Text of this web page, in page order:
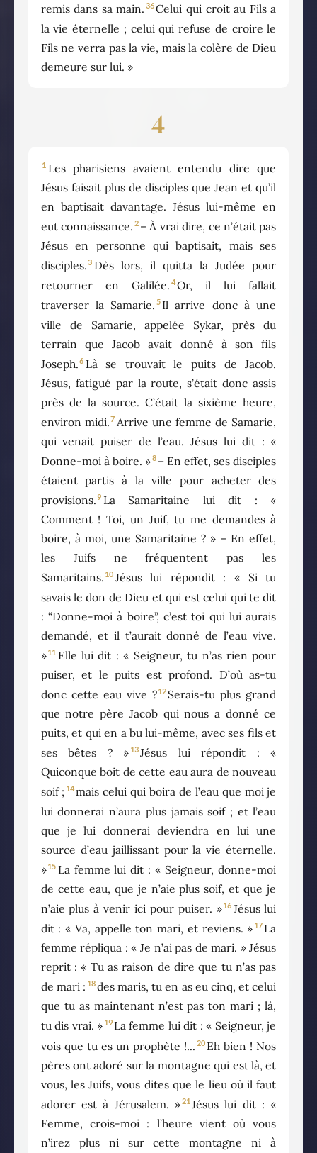
remis dans sa main. 36Celui qui croit au Fils a
la vie éternelle ; celui qui refuse de croire le
Fils ne verra pas la vie, mais la colère de Dieu
demeure sur lui. »
4
1 Les pharisiens avaient entendu dire que
Jésus faisait plus de disciples que Jean et qu’il
en baptisait davantage. Jésus lui-même en
eut connaissance. 2 – À vrai dire, ce n’était pas
Jésus en personne qui baptisait, mais ses
disciples.3 Dès lors, il quitta la Judée pour
retourner en Galilée. 4Or, il lui fallait
traverser la Samarie. 5 Il arrive donc à une
ville de Samarie, appelée Sykar, près du
terrain que Jacob avait donné à son fils
Joseph.6 Là se trouvait le puits de Jacob.
Jésus, fatigué par la route, s’était donc assis
près de la source. C’était la sixième heure,
environ midi.7 Arrive une femme de Samarie,
qui venait puiser de l’eau. Jésus lui dit : «
Donne-moi à boire. »8 – En effet, ses disciples
étaient partis à la ville pour acheter des
provisions.9 La Samaritaine lui dit : «
Comment ! Toi, un Juif, tu me demandes à
boire, à moi, une Samaritaine ? » – En effet,
les Juifs ne fréquentent pas les
Samaritains. 10 Jésus lui répondit : « Si tu
savais le don de Dieu et qui est celui qui te dit
: “Donne-moi à boire”, c’est toi qui lui aurais
demandé, et il t’aurait donné de l’eau vive.
»11 Elle lui dit : « Seigneur, tu n’as rien pour
puiser, et le puits est profond. D’où as-tu
donc cette eau vive ?12 Serais-tu plus grand
que notre père Jacob qui nous a donné ce
puits, et qui en a bu lui-même, avec ses fils et
ses bêtes ? » 13Jésus lui répondit : «
Quiconque boit de cette eau aura de nouveau
soif ; 14mais celui qui boira de l’eau que moi je
lui donnerai n’aura plus jamais soif ; et l’eau
que je lui donnerai deviendra en lui une
source d’eau jaillissant pour la vie éternelle.
»15 La femme lui dit : « Seigneur, donne-moi
de cette eau, que je n’aie plus soif, et que je
n’aie plus à venir ici pour puiser. »16 Jésus lui
dit : « Va, appelle ton mari, et reviens. » 17 La
femme répliqua : « Je n’ai pas de mari. » Jésus
reprit : « Tu as raison de dire que tu n’as pas
de mari : 18des maris, tu en as eu cinq, et celui
que tu as maintenant n’est pas ton mari ; là,
tu dis vrai. » 19 La femme lui dit : « Seigneur, je
vois que tu es un prophète !... 20 Eh bien ! Nos
pères ont adoré sur la montagne qui est là, et
vous, les Juifs, vous dites que le lieu où il faut
adorer est à Jérusalem. »21 Jésus lui dit : «
Femme, crois-moi : l’heure vient où vous
n’irez plus ni sur cette montagne ni à